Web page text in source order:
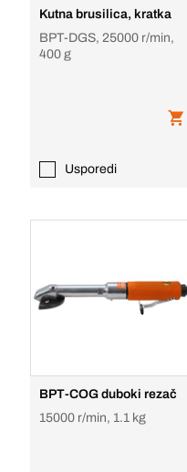
Kutna brusilica, kratka
BPT-DGS, 25000 r/min,
400 g
Usporedi
BPT-COG duboki rezač
15000 r/min, 1.1 kg